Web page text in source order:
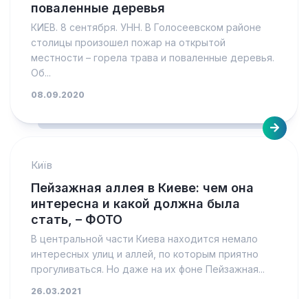
поваленные деревья
КИЕВ. 8 сентября. УНН. В Голосеевском районе
столицы произошел пожар на открытой
местности – горела трава и поваленные деревья.
Об...
08.09.2020
Київ
Пейзажная аллея в Киеве: чем она
интересна и какой должна была
стать, – ФОТО
В центральной части Киева находится немало
интересных улиц и аллей, по которым приятно
прогуливаться. Но даже на их фоне Пейзажная...
26.03.2021